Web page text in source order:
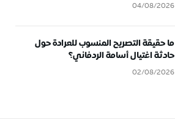
04/08/2026
ما حقيقة التصريح المنسوب للعرادة حول
حادثة اغتيال أسامة الردفاني؟
02/08/2026